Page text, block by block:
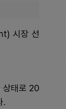
시장 선
상태로 20
.